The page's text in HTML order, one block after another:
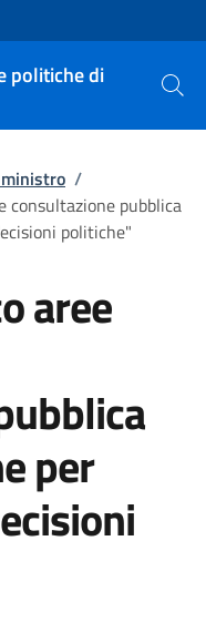
politiche di
Cerca
/
consultazione pubblica
politiche"
aree
per